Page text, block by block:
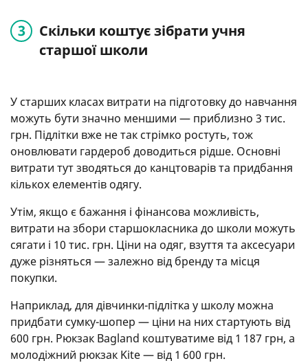
Скільки коштує зібрати учня
старшої школи
У старших класах витрати на підготовку до навчання
можуть бути значно меншими — приблизно 3 тис.
грн. Підлітки вже не так стрімко ростуть, тож
оновлювати гардероб доводиться рідше. Основні
витрати тут зводяться до канцтоварів та придбання
кількох елементів одягу.
Утім, якщо є бажання і фінансова можливість,
витрати на збори старшокласника до школи можуть
сягати і 10 тис. грн. Ціни на одяг, взуття та аксесуари
дуже різняться — залежно від бренду та місця
покупки.
Наприклад, для дівчинки-підлітка у школу можна
придбати сумку-шопер — ціни на них стартують від
600 грн. Рюкзак Bagland коштуватиме від 1 187 грн, а
молодіжний рюкзак Kite — від 1 600 грн.